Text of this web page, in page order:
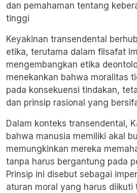
dan pemahaman tentang
tinggi
Keyakinan transendental
etika, terutama dalam filsafat
mengembangkan etika
menekankan bahwa moralitas
pada konsekuensi tindakan,
dan prinsip rasional yang
Dalam konteks transendental,
bahwa manusia memiliki akal
memungkinkan mereka
tanpa harus bergantung pada
Prinsip ini disebut sebagai
aturan moral yang harus diikuti